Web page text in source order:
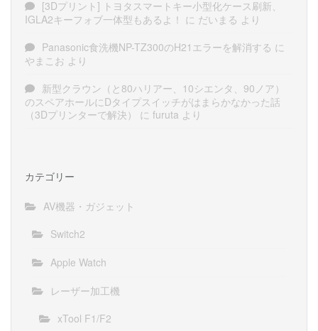
[3Dプリント] トヨタスマートキー小型化ケース刷新、
IGLA2キーフォブ一体型もあるよ！ に だいまる より
Panasonic食洗機NP-TZ300のH21エラーを解消する に
やまこお より
新型クラウン（と80ハリアー、10シエンタ、90ノア）
のスペアホールにDタイプスイッチがはまらかなかった話
（3Dプリンターで解決）
に furuta より
カテゴリー
AV機器・ガジェット
Switch2
Apple Watch
レーザー加工機
xTool F1/F2